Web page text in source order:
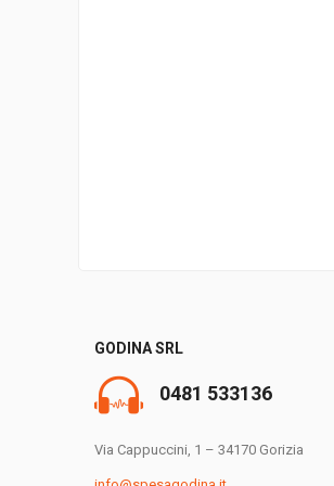
GODINA SRL
0481 533136
Via Cappuccini, 1 – 34170 Gorizia